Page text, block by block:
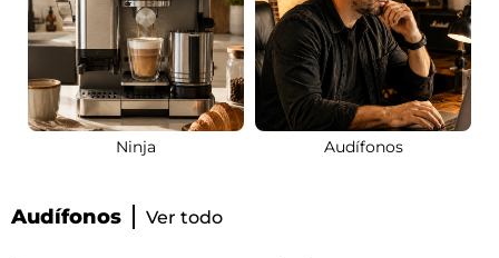
Ninja Audífonos
Audífonos Ver todo